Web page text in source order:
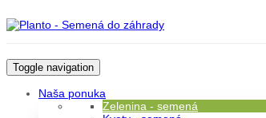
Toggle navigation
Naša ponuka
Zelenina - semená